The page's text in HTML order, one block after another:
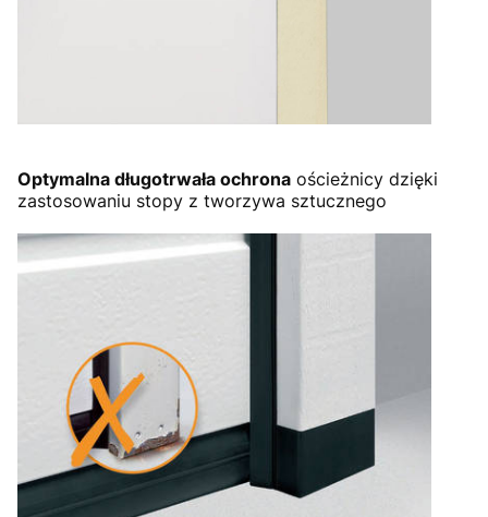
Optymalna długotrwała ochrona ościeżnicy dzięki
zastosowaniu stopy z tworzywa sztucznego